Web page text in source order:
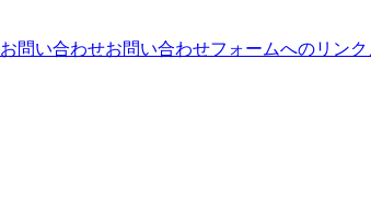
お問い合わせお問い合わせフォームへのリンク